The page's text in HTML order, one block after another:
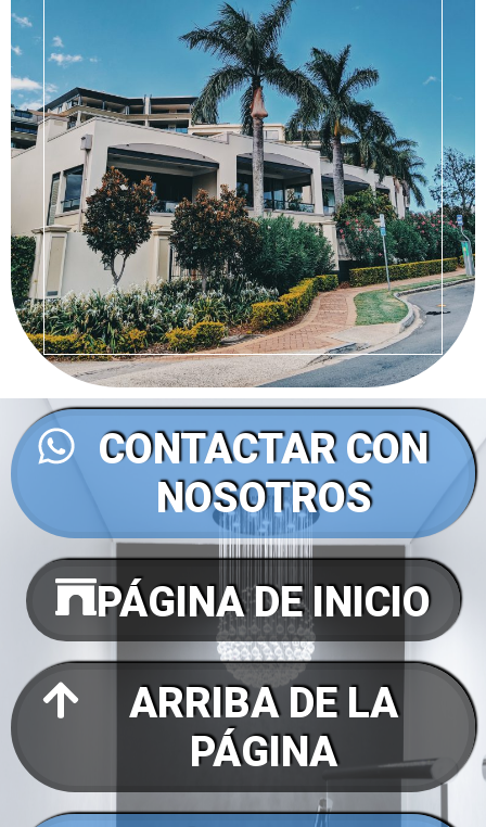
CONTACTAR CON
NOSOTROS
PÁGINA DE INICIO
ARRIBA DE LA
PÁGINA